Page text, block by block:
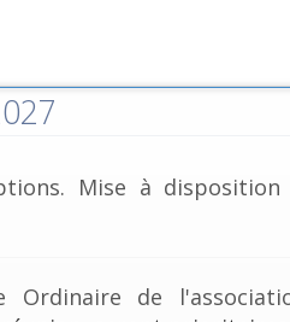
Mise à disposition
Ordinaire de